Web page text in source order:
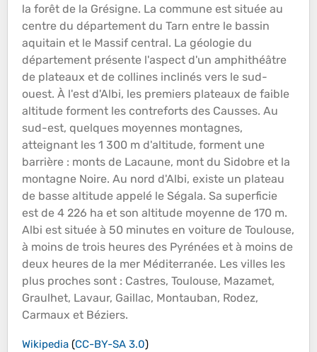
la forêt de la Grésigne. La commune est située au
centre du département du Tarn entre le bassin
aquitain et le Massif central. La géologie du
département présente l'aspect d'un amphithéâtre
de plateaux et de collines inclinés vers le sud-
ouest. À l'est d'Albi, les premiers plateaux de faible
altitude forment les contreforts des Causses. Au
sud-est, quelques moyennes montagnes,
atteignant les 1 300 m d'altitude, forment une
barrière : monts de Lacaune, mont du Sidobre et la
montagne Noire. Au nord d'Albi, existe un plateau
de basse altitude appelé le Ségala. Sa superficie
est de 4 226 ha et son altitude moyenne de 170 m.
Albi est située à 50 minutes en voiture de Toulouse,
à moins de trois heures des Pyrénées et à moins de
deux heures de la mer Méditerranée. Les villes les
plus proches sont : Castres, Toulouse, Mazamet,
Graulhet, Lavaur, Gaillac, Montauban, Rodez,
Carmaux et Béziers.
Wikipedia (CC-BY-SA 3.0)